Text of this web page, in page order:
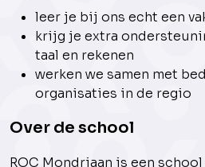
leer je bij ons echt een
krijg je extra
taal en rekenen
werken we samen met
organisaties in de regio
Over de school
ROC Mondriaan is een